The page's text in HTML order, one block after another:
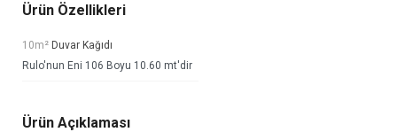
Ürün Özellikleri
10m² Duvar Kağıdı
Rulo'nun Eni 106 Boyu 10.60 mt'dir
Ürün Açıklaması